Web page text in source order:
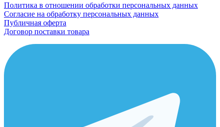
Политика в отношении обработки персональных данных
Согласие на обработку персональных данных
Публичная оферта
Договор поставки товара